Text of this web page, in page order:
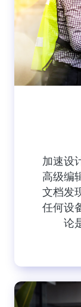
加速设
高级编
文档发
任何设
论